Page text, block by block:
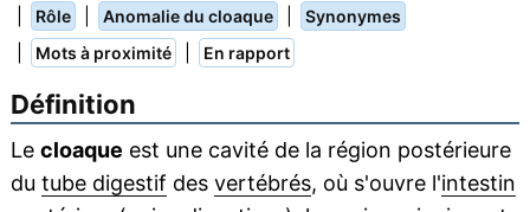
Rôle Anomalie du cloaque Synonymes
Mots à proximité En rapport
Définition
Le cloaque est une cavité de la région postérieure
du tube digestif des vertébrés, où s'ouvre l'intestin